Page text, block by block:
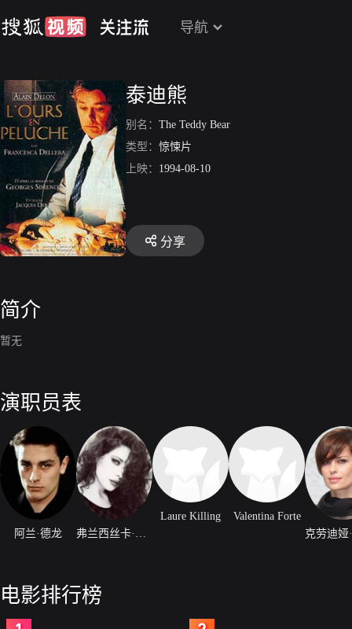
导航
泰迪熊
别名： The Teddy Bear
类型： 惊悚片
上映： 1994-08-10
分享
简介
暂无
演职员表
阿兰·德龙
Laure Killing Valentina Forte
电影排行榜